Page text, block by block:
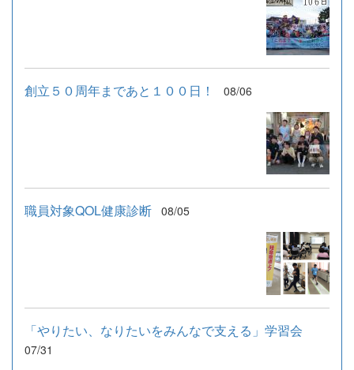
創立５０周年まであと１００日！ 08/06
職員対象QOL健康診断 08/05
「やりたい、なりたいをみんなで支える」学習会
07/31